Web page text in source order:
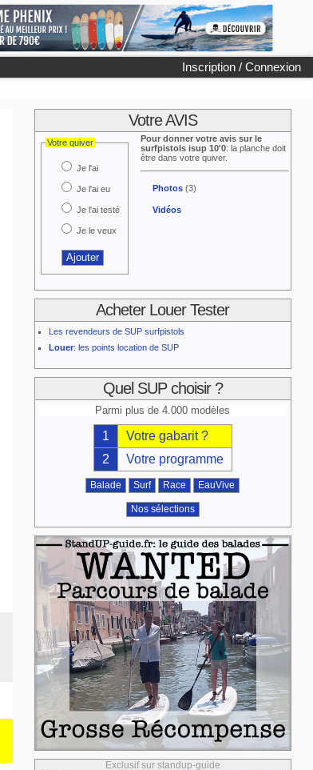
Inscription / Connexion
Votre AVIS
Votre quiver
Je l'ai
Je l'ai eu
Je l'ai testé
Je le veux
Pour donner votre avis sur le
surfpistols isup 10'0: la planche doit
être dans votre quiver.
Photos(3)
Vidéos
Acheter Louer Tester
Les revendeurs de SUP surfpistols
Louer: les points location de SUP
Quel SUP choisir ?
Parmi plus de 4.000 modèles
1
Votre gabarit ?
2
Votre programme
Balade Surf Race EauVive
Nos sélections
Exclusif sur standup-guide